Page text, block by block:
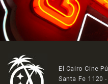
El Cairo Cine
Santa Fe 1120